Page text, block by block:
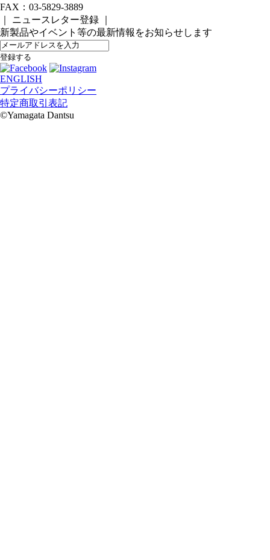
FAX：03-5829-3889
｜ ニュースレター登録 ｜
新製品やイベント等の最新情報をお知らせします
ENGLISH
プライバシーポリシー
特定商取引表記
©️Yamagata Dantsu